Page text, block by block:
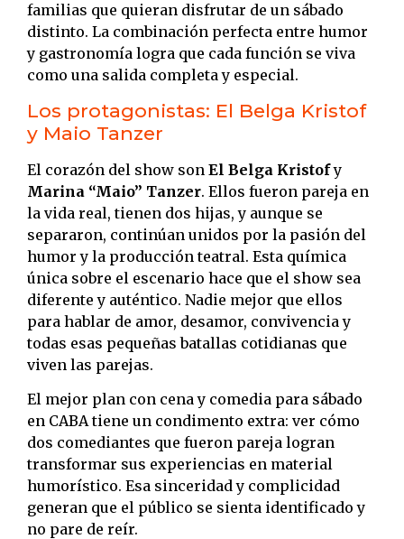
familias que quieran disfrutar de un sábado
distinto. La combinación perfecta entre humor
y gastronomía logra que cada función se viva
como una salida completa y especial.
Los protagonistas: El Belga Kristof
y Maio Tanzer
El corazón del show son El Belga Kristofy
Marina “Maio” Tanzer. Ellos fueron pareja en
la vida real, tienen dos hijas, y aunque se
separaron, continúan unidos por la pasión del
humor y la producción teatral. Esta química
única sobre el escenario hace que el show sea
diferente y auténtico. Nadie mejor que ellos
para hablar de amor, desamor, convivencia y
todas esas pequeñas batallas cotidianas que
viven las parejas.
El mejor plan con cena y comedia para sábado
en CABA tiene un condimento extra: ver cómo
dos comediantes que fueron pareja logran
transformar sus experiencias en material
humorístico. Esa sinceridad y complicidad
generan que el público se sienta identificado y
no pare de reír.